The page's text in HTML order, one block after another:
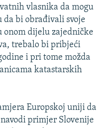
vlasnika da mogu
da bi obrađivali svoje
onom dijelu zajedničke
trebalo bi pribjeći
i pri tome možda
katastarskih
Europskoj uniji da
primjer Slovenije